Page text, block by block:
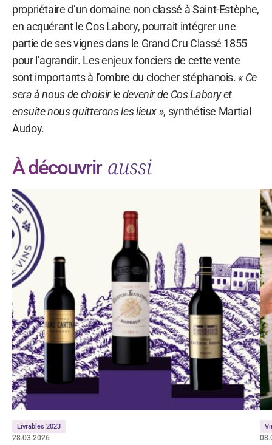
propriétaire d’un domaine non classé à Saint-Estèphe,
en acquérant le Cos Labory, pourrait intégrer une
partie de ses vignes dans le Grand Cru Classé 1855
pour l’agrandir. Les enjeux fonciers de cette vente
sont importants à l’ombre du clocher stéphanois.« Ce
sera à nous de choisir le devenir de Cos Labory et
ensuite nous quitterons les lieux », synthétise Martial
Audoy.
À découvrir aussi
Livrables 2023
28.03.2026